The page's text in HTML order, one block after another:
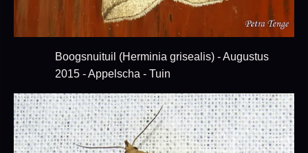
Boogsnuituil (Herminia grisealis) - Augustus
2015 - Appelscha - Tuin